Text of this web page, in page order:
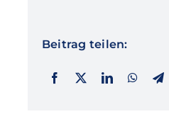
Beitrag teilen: